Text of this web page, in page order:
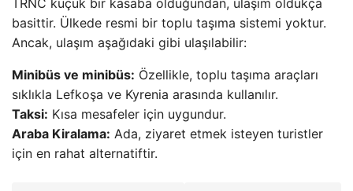
TRNC küçük bir kasaba olduğundan, ulaşım oldukça
basittir. Ülkede resmi bir toplu taşıma sistemi yoktur.
Ancak, ulaşım aşağıdaki gibi ulaşılabilir:
Minibüs ve minibüs: Özellikle, toplu taşıma araçları
sıklıkla Lefkoşa ve Kyrenia arasında kullanılır.
Taksi: Kısa mesafeler için uygundur.
Araba Kiralama: Ada, ziyaret etmek isteyen turistler
için en rahat alternatiftir.